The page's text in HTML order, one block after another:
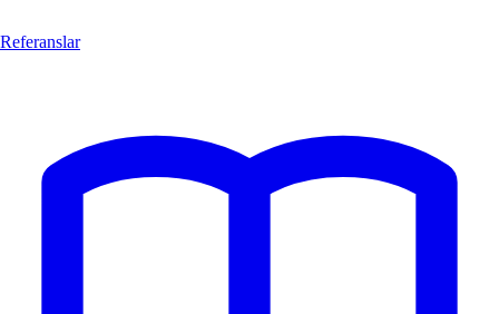
Referanslar